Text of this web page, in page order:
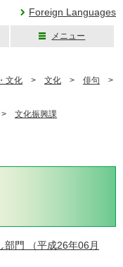
Foreign Languages
メニュー
文化 > 文化 > 俳句 >
文化振興課
部門
（平成26年06月